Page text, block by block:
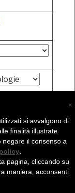
-
×
si avvalgono di
finalità illustrate
negare il consenso a
pagina, cliccando su
maniera, acconsenti